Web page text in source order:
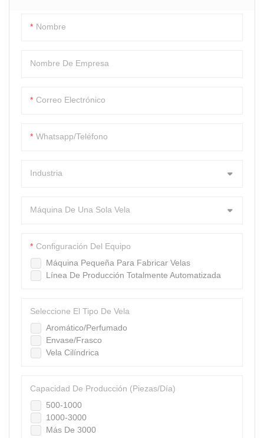
Nombre
Nombre De Empresa
Correo Electrónico
Whatsapp/Teléfono
Industria
Máquina De Una Sola Vela
Máquina Pequeña Para Fabricar Velas
Línea De Producción Totalmente Automatizada
Configuración Del Equipo
Aromático/Perfumado
Envase/Frasco
Vela Cilíndrica
Seleccione El Tipo De Vela
500-1000
1000-3000
Más De 3000
Capacidad De Producción (piezas/día)